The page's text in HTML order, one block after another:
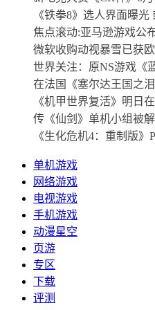
《铁拳8》选人界面曝
焦点滚动:亚马逊游戏公
微软收购动视暴雪已获
世界关注：原NS游戏《
在法国《塞尔达王国之
《机甲世界复活》明日
传《仙剑》单机小组被
《生化危机4：重制版
单机游戏
网络游戏
电视游戏
手机游戏
动漫星空
页游
专区
下载
评测